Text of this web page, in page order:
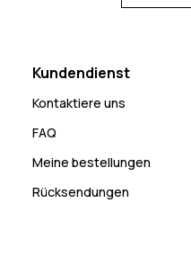
Kundendienst
Kontaktiere uns
FAQ
Meine bestellungen
Rücksendungen